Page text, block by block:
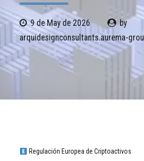
9 de May de 2026
by
arquidesignconsultants.aurema-
Regulación Europea de Criptoactivos